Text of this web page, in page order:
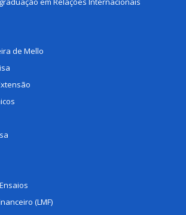
de Mello
(LMF)